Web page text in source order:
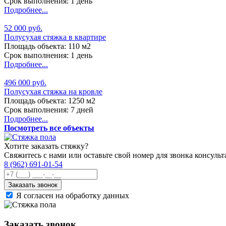
Подробнее...
52 000 руб.
Полусухая стяжка в квартире
Площадь объекта: 110 м2
Срок выполнения: 1 день
Подробнее...
496 000 руб.
Полусухая стяжка на кровле
Площадь объекта: 1250 м2
Срок выполнения: 7 дней
Подробнее...
Посмотреть все объекты
Хотите заказать стяжку?
Свяжитесь с нами или оставьте свой номер для звонка
8 (962) 691-01-54
Заказать звонок
Я согласен на обработку данных